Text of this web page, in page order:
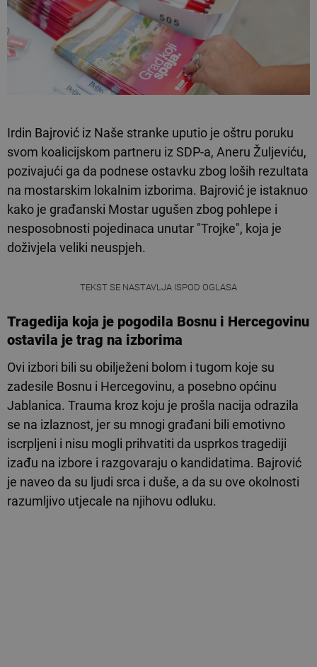
Irdin Bajrović iz Naše stranke uputio je oštru poruku
svom koalicijskom partneru iz SDP-a, Aneru Žuljeviću,
pozivajući ga da podnese ostavku zbog loših rezultata
na mostarskim lokalnim izborima. Bajrović je istaknuo
kako je građanski Mostar ugušen zbog pohlepe i
nesposobnosti pojedinaca unutar "Trojke", koja je
doživjela veliki neuspjeh.
TEKST SE NASTAVLJA ISPOD OGLASA
Tragedija koja je pogodila Bosnu i Hercegovinu
ostavila je trag na izborima
Ovi izbori bili su obilježeni bolom i tugom koje su
zadesile Bosnu i Hercegovinu, a posebno općinu
Jablanica. Trauma kroz koju je prošla nacija odrazila
se na izlaznost, jer su mnogi građani bili emotivno
iscrpljeni i nisu mogli prihvatiti da usprkos tragediji
izađu na izbore i razgovaraju o kandidatima. Bajrović
je naveo da su ljudi srca i duše, a da su ove okolnosti
razumljivo utjecale na njihovu odluku.